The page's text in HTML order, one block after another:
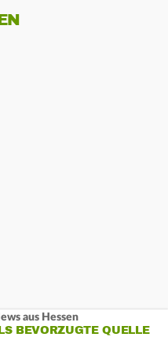
aus Hessen
BEVORZUGTE QUELLE